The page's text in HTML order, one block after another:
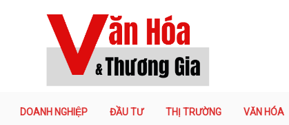
DOANH NGHIỆP ĐẦU TƯ THỊ TRƯỜNG VĂN HÓA